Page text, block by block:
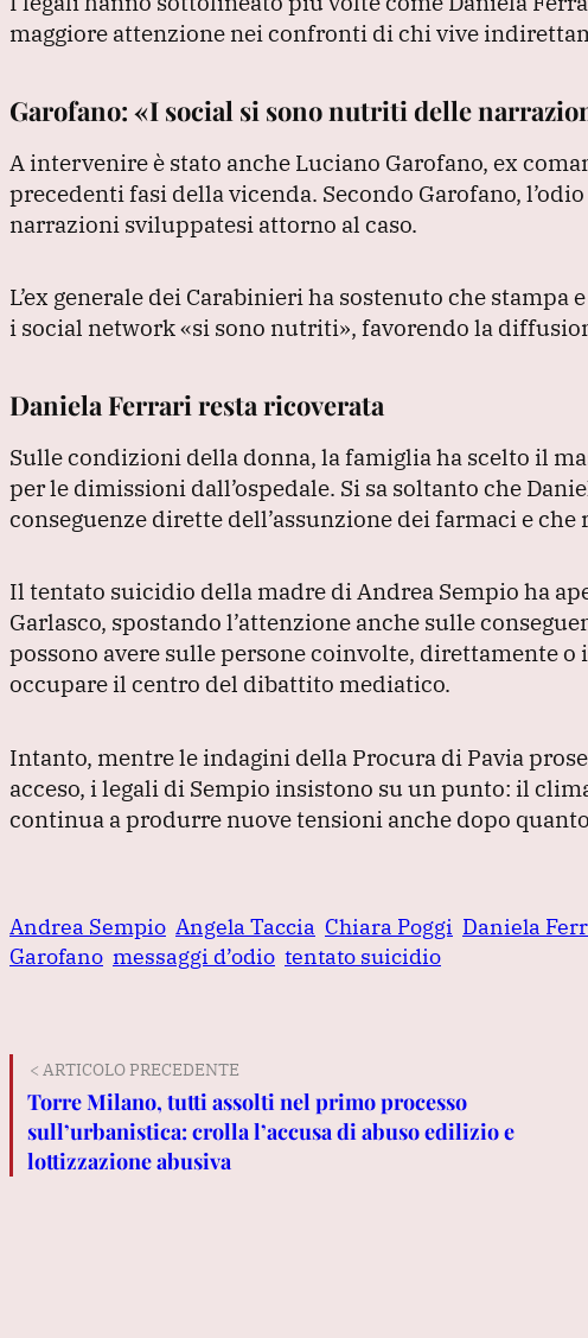
maggiore attenzione nei confronti di chi vive
Garofano: «I social si sono nutriti delle
A intervenire è stato anche Luciano Garofano, ex
precedenti fasi della vicenda. Secondo Garofano,
narrazioni sviluppatesi attorno al caso.
L’ex generale dei Carabinieri ha sostenuto che
i social network«si sono nutriti», favorendo la
Daniela Ferrari resta ricoverata
Sulle condizioni della donna, la famiglia ha scelto il
per le dimissioni dall’ospedale. Si sa soltanto che
conseguenze dirette dell’assunzione dei farmaci e che
Il tentato suicidio della madre di Andrea Sempio ha
Garlasco, spostando l’attenzione anche sulle
possono avere sulle persone coinvolte, direttamente
occupare il centro del dibattito mediatico.
Intanto, mentre le indagini della Procura di Pavia
acceso, i legali di Sempio insistono su un punto: il
continua a produrre nuove tensioni anche dopo
Andrea Sempio Angela Taccia Chiara Poggi Daniela
Garofano messaggi d’odio tentato suicidio
< ARTICOLO PRECEDENTE
Torre Milano, tutti assolti nel primo processo
sull’urbanistica: crolla l’accusa di abuso edilizio e
lottizzazione abusiva